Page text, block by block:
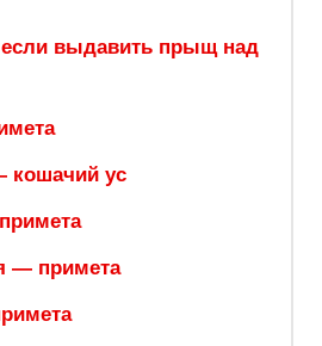
если выдавить прыщ над
кошачий ус
— примета